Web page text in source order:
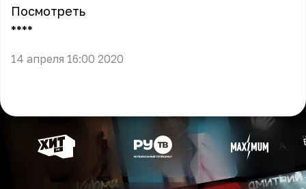
Посмотреть
** **
14 апреля 16:00 2020